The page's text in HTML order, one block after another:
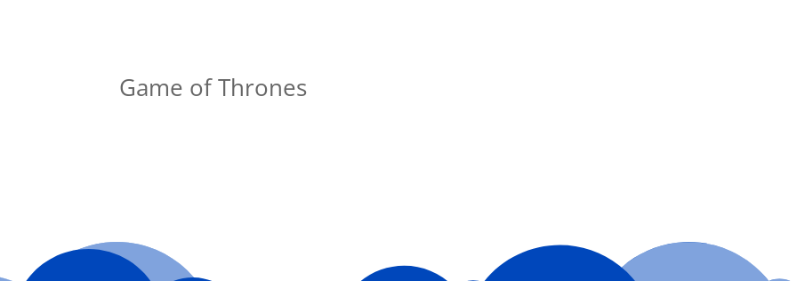
Game of Thrones